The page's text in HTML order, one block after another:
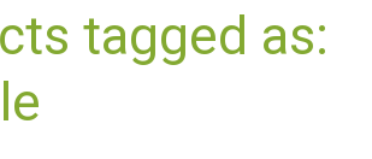
tagged as: